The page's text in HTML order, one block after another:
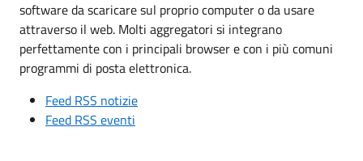
software da scaricare sul proprio computer o da usare
attraverso il web. Molti aggregatori si integrano
perfettamente con i principali browser e con i più comuni
programmi di posta elettronica.
Feed RSS notizie
Feed RSS eventi